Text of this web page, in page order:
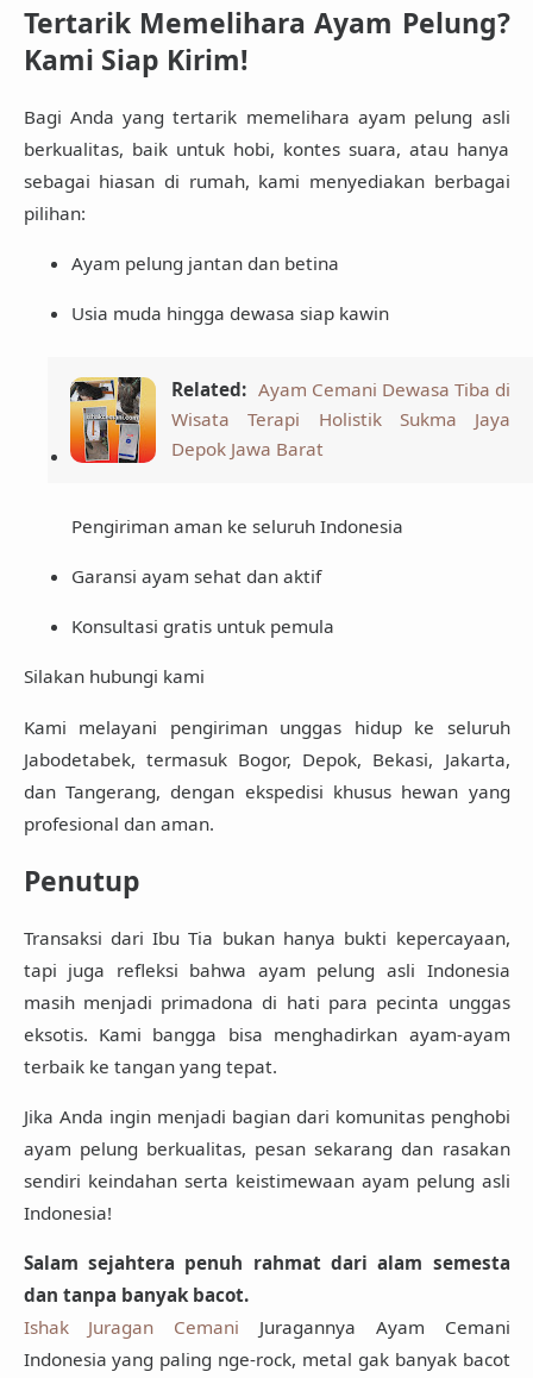
Tertarik Memelihara Ayam Pelung?
Kami Siap Kirim!
Bagi Anda yang tertarik memelihara ayam pelung asli
berkualitas, baik untuk hobi, kontes suara, atau hanya
sebagai hiasan di rumah, kami menyediakan berbagai
pilihan:
Ayam pelung jantan dan betina
Usia muda hingga dewasa siap kawin
Related: Ayam Cemani Dewasa Tiba di
Wisata Terapi Holistik Sukma Jaya
Depok Jawa Barat
Pengiriman aman ke seluruh Indonesia
Garansi ayam sehat dan aktif
Konsultasi gratis untuk pemula
Silakan hubungi kami
Kami melayani pengiriman unggas hidup ke seluruh
Jabodetabek, termasuk Bogor, Depok, Bekasi, Jakarta,
dan Tangerang, dengan ekspedisi khusus hewan yang
profesional dan aman.
Penutup
Transaksi dari Ibu Tia bukan hanya bukti kepercayaan,
tapi juga refleksi bahwa ayam pelung asli Indonesia
masih menjadi primadona di hati para pecinta unggas
eksotis. Kami bangga bisa menghadirkan ayam-ayam
terbaik ke tangan yang tepat.
Jika Anda ingin menjadi bagian dari komunitas penghobi
ayam pelung berkualitas, pesan sekarang dan rasakan
sendiri keindahan serta keistimewaan ayam pelung asli
Indonesia!
Salam sejahtera penuh rahmat dari alam semesta
dan tanpa banyak bacot.
Ishak Juragan Cemani Juragannya Ayam Cemani
Indonesia yang paling nge-rock, metal gak banyak bacot